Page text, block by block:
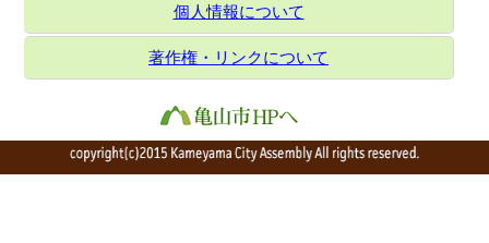
個人情報について
著作権・リンクについて